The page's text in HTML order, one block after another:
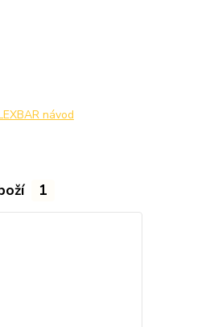
návod
1